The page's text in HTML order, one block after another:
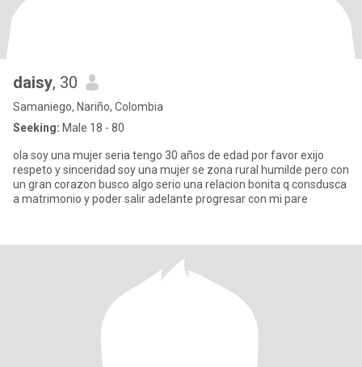
daisy, 30
Samaniego, Nariño, Colombia
Seeking: Male 18 - 80
ola soy una mujer seria tengo 30 años de edad por favor exijo
respeto y sinceridad soy una mujer se zona rural humilde pero con
un gran corazon busco algo serio una relacion bonita q consdusca
a matrimonio y poder salir adelante progresar con mi pare